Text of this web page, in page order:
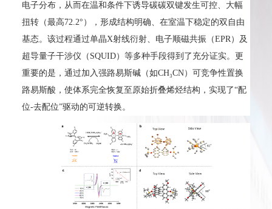
电子分布，从而在温和条件下诱导碳碳双键发生可控、大幅
扭转（最高72.2°），形成结构明确、在室温下稳定的双自由
基态。该过程通过单晶X射线衍射、电子顺磁共振（EPR）及
超导量子干涉仪（SQUID）等多种手段得到了充分证实。更
重要的是，通过加入强路易斯碱（如CH₃CN）可竞争性置换
路易斯酸，使体系完全恢复至原始折叠烯烃结构，实现了“配
位‑去配位”驱动的可逆转换。